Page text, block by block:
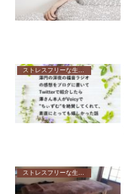
ストレスフリーな生き方